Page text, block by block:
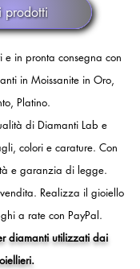
prodotti
in pronta consegna con
in Moissanite in Oro,
Platino.
di Diamanti Lab e
colori e carature. Con
e garanzia di legge.
Realizza il gioiello
a rate con PayPal.
diamanti utilizzati dai